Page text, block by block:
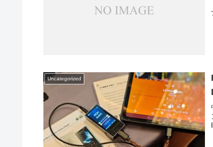
Uncategorized